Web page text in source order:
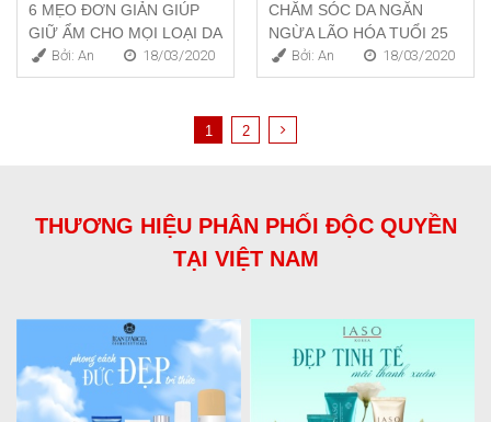
6 MẸO ĐƠN GIẢN GIÚP
GIỮ ẨM CHO MỌI LOẠI DA
Bởi: An 18/03/2020
CHĂM SÓC DA NGĂN
NGỪA LÃO HÓA TUỔI 25
Bởi: An 18/03/2020
1 2
THƯƠNG HIỆU PHÂN PHỐI ĐỘC QUYỀN
TẠI VIỆT NAM